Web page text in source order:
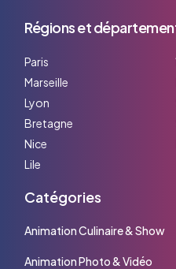
Régions et
Paris
Marseille
Lyon
Bretagne
Nice
Lile
Catégories
Animation Culinaire & Show
Animation Photo & Vidéo